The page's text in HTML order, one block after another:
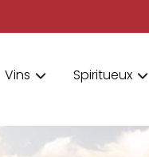
Vins Spiritueux